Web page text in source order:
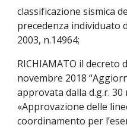
classificazione sismica
precedenza individuato
2003, n.14964;
RICHIAMATO il decreto
novembre 2018
approvata dalla d.g.r. 30
«Approvazione delle
coordinamento per